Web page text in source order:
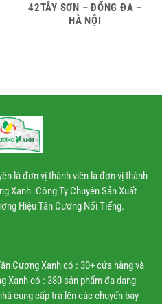
42TÂY SƠN – ĐỐNG ĐA –
HÀ NỘI
là đơn vị thành viên là đơn vị thành
Xanh .Công Ty Chuyên Sản Xuất
Hiệu Tân Cương Nổi Tiếng.
Cương Xanh có : 30+ cửa hàng và
Xanh có : 380 sản phẩm đa dạng
cung cấp trà lên các chuyến bay